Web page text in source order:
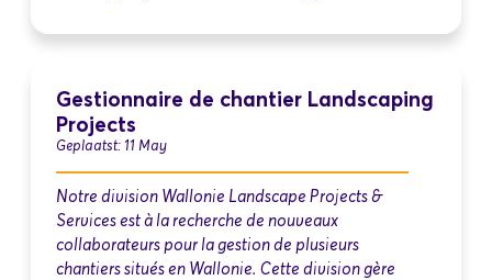
Gestionnaire de chantier Landscaping
Projects
Geplaatst: 11 May
Notre division Wallonie Landscape Projects &
Services est à la recherche de nouveaux
collaborateurs pour la gestion de plusieurs
chantiers situés en Wallonie. Cette division gère